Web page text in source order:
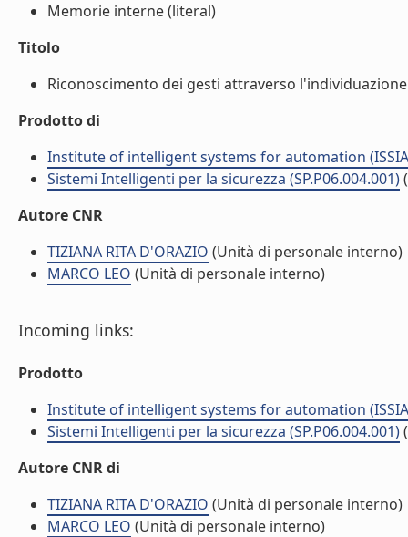
Memorie interne (literal)
Titolo
Riconoscimento dei gesti attraverso
Prodotto di
Institute of intelligent systems for automation
Sistemi Intelligenti per la sicurezza (SP.P06.004.001)
Autore CNR
TIZIANA RITA D'ORAZIO (Unità di personale interno)
MARCO LEO (Unità di personale interno)
Incoming links:
Prodotto
Institute of intelligent systems for automation
Sistemi Intelligenti per la sicurezza (SP.P06.004.001)
Autore CNR di
TIZIANA RITA D'ORAZIO (Unità di personale interno)
MARCO LEO (Unità di personale interno)